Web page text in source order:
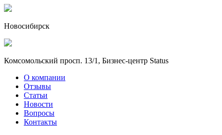
Новосибирск
Комсомольский просп. 13/1, Бизнес-центр Status
О компании
Отзывы
Статьи
Новости
Вопросы
Контакты